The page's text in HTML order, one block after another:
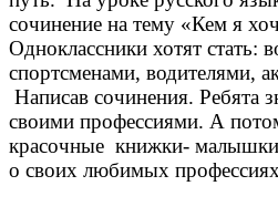
сочинение на тему «Кем я
Одноклассники хотят стать:
спортсменами, водителями,
Написав сочинения. Ребята
своими профессиями. А
красочные книжки-
о своих любимых